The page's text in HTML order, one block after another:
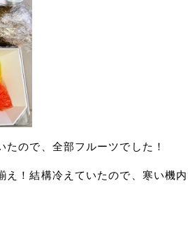
ので、全部フルーツでした！
！結構冷えていたので、寒い機